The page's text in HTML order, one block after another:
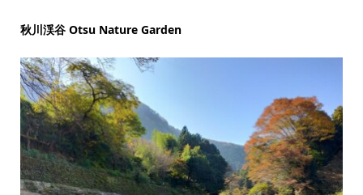
秋川渓谷 Otsu Nature Garden